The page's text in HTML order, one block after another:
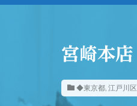
宮崎本店
◆東京都, 江戸川区